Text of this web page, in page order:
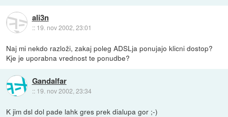
ali3n
:: 19. nov 2002, 23:01
Naj mi nekdo razloži, zakaj poleg ADSLja ponujajo klicni dostop?
Kje je uporabna vrednost te ponudbe?
Gandalfar
:: 19. nov 2002, 23:34
K jim dsl dol pade lahk gres prek dialupa gor ;-)